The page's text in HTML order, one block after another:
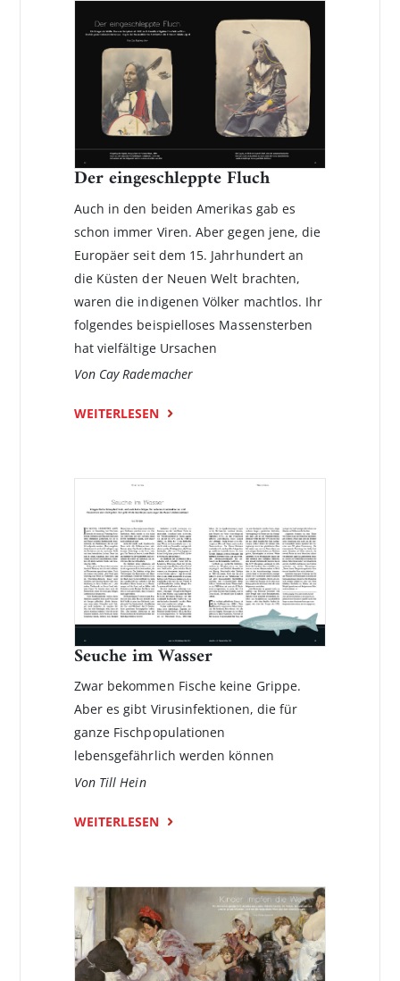
Der eingeschleppte Fluch
Auch in den beiden Amerikas gab es
schon immer Viren. Aber gegen jene, die
Europäer seit dem 15. Jahrhundert an
die Küsten der Neuen Welt brachten,
waren die indigenen Völker machtlos. Ihr
folgendes ­beispielloses Massensterben
hat vielfältige Ursachen
Von Cay Rademacher
WEITERLESEN
Seuche im Wasser
Zwar bekommen Fische keine Grippe.
Aber es gibt Virusinfek­tionen, die für
ganze Fischpopulationen
lebensgefährlich werden können
Von Till Hein
WEITERLESEN